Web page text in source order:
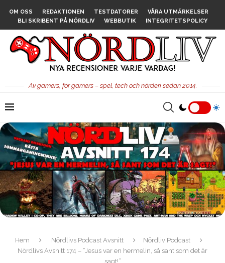
OM OSS REDAKTIONEN TESTDATORER
VÅRA UTMÄRKELSER
BLI SKRIBENT PÅ NÖRDLIV
WEBBUTIK INTEGRITETSPOLICY
Av gamers, för gamers – spel, tech och nörderi sedan 2014.
Hem Nördlivs Podcast Avsnitt
Nördliv Podcast
Nördlivs Avsnitt 174 – ”Jesus var en hermelin, så sant som det är
sagt!”